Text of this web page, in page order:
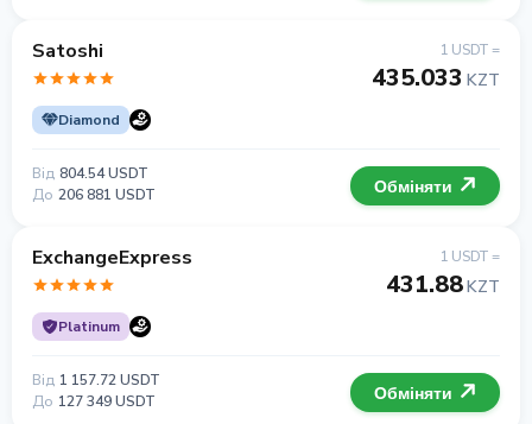
Satoshi
Diamond
1 USDT =
435.033 KZT
Від 804.54 USDT
До 206 881 USDT Обміняти
ExchangeExpress
Platinum
1 USDT =
431.88KZT
Від 1 157.72 USDT
До 127 349 USDT Обміняти